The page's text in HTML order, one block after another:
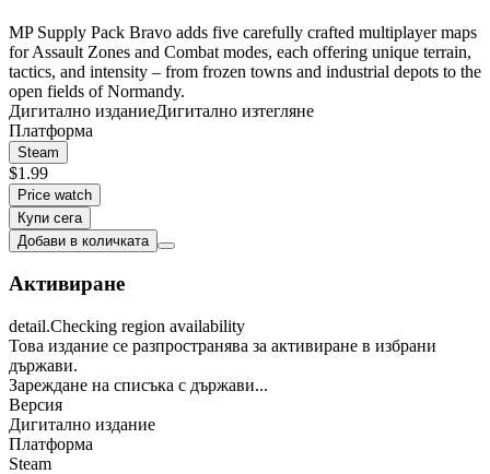
MP Supply Pack Bravo adds five carefully crafted multiplayer maps
for Assault Zones and Combat modes, each offering unique terrain,
tactics, and intensity – from frozen towns and industrial depots to the
open fields of Normandy.
Дигитално изданиеДигитално изтегляне
Платформа
Steam
$1.99
Price watch
Купи сега
Добави в количката
Активиране
detail.Checking region availability
Това издание се разпространява за активиране в избрани
държави.
Зареждане на списъка с държави...
Версия
Дигитално издание
Платформа
Steam